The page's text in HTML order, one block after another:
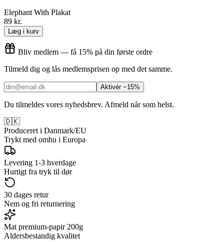
Elephant With Plakat
89 kr.
Læg i kurv
Bliv medlem — få 15% på din første ordre
Tilmeld dig og lås medlemsprisen op med det samme.
Aktivér −15%
Du tilmeldes vores nyhedsbrev. Afmeld når som helst.
🇩🇰
Produceret i Danmark/EU
Trykt med omhu i Europa
Levering 1-3 hverdage
Hurtigt fra tryk til dør
30 dages retur
Nem og fri returnering
Mat premium-papir 200g
Aldersbestandig kvalitet